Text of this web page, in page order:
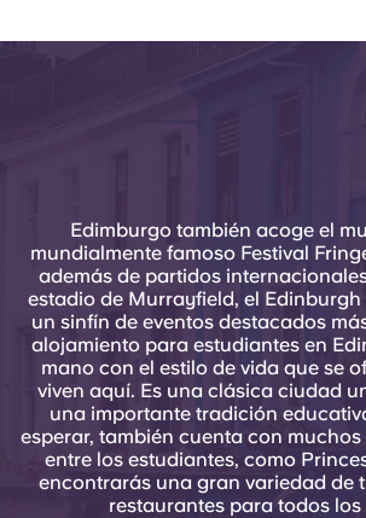
Edimburgo también acoge el
mundialmente famoso Festival
además de partidos
estadio de Murrayfield, el
un sinfín de eventos destacados
alojamiento para estudiantes en
mano con el estilo de vida que se
viven aquí. Es una clásica ciudad
una importante tradición
esperar, también cuenta con
entre los estudiantes, como
encontrarás una gran variedad de
restaurantes para todos los